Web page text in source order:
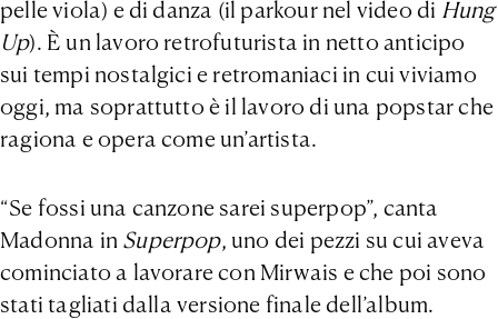
pelle viola) e di danza (il parkour nel video di Hung
Up). È un lavoro retrofuturista in netto anticipo
sui tempi nostalgici e retromaniaci in cui viviamo
oggi, ma soprattutto è il lavoro di una popstar che
ragiona e opera come un’artista.
“Se fossi una canzone sarei superpop”, canta
Madonna in Superpop, uno dei pezzi su cui aveva
cominciato a lavorare con Mirwais e che poi sono
stati tagliati dalla versione finale dell’album.